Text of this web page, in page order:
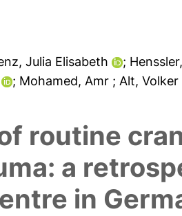
Julia Elisabeth
;
; Mohamed, Amr ; Alt, Volker
routine
a
in